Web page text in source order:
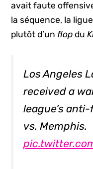
avait faute
la séquence, la
plutôt d’un flop du
Los Angeles
received a
league’s
vs. Memphis.